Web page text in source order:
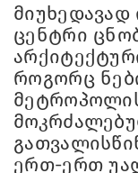
ცენტრი
როგორც
ერთ-ერთ